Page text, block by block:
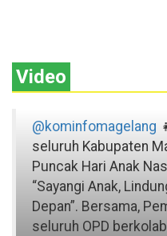
Video
@kominfomagelang
seluruh Kabupaten
Puncak Hari Anak
“Sayangi Anak,
Depan”. Bersama,
seluruh OPD